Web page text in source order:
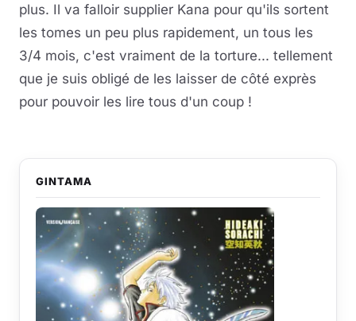
plus. Il va falloir supplier Kana pour qu'ils sortent
les tomes un peu plus rapidement, un tous les
3/4 mois, c'est vraiment de la torture... tellement
que je suis obligé de les laisser de côté exprès
pour pouvoir les lire tous d'un coup !
GINTAMA